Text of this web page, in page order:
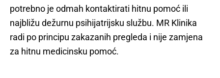
potrebno je odmah kontaktirati hitnu pomoć ili
najbližu dežurnu psihijatrijsku službu. MR Klinika
radi po principu zakazanih pregleda i nije zamjena
za hitnu medicinsku pomoć.